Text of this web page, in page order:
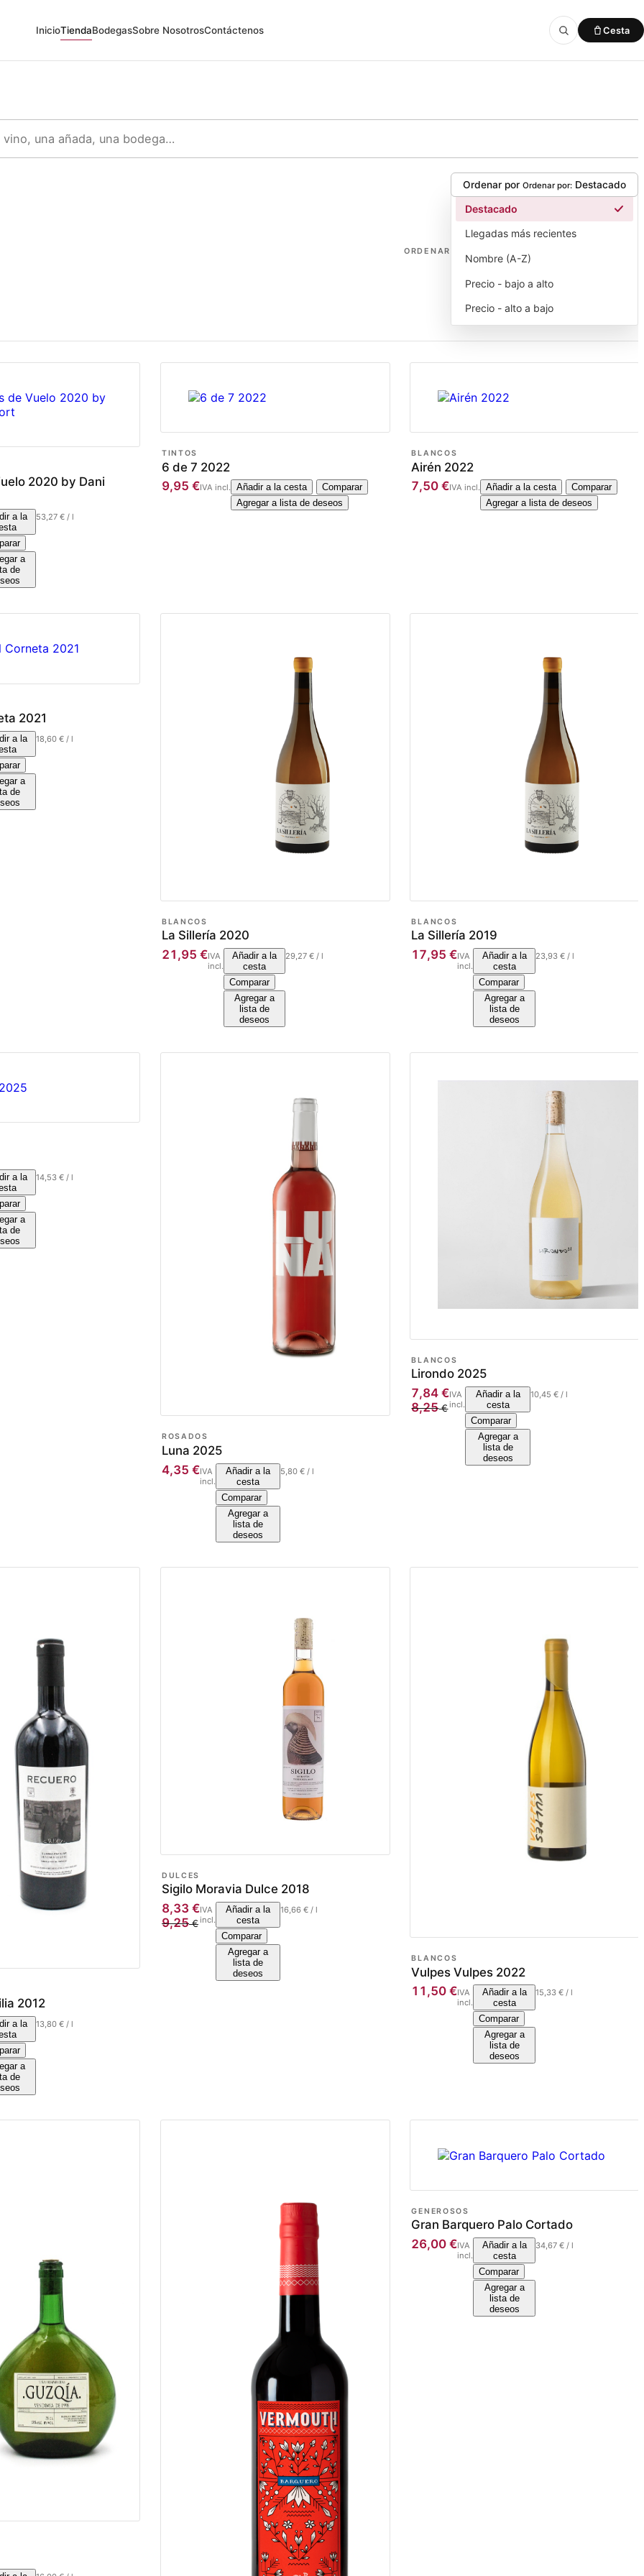
InicioTiendaBodegasSobre NosotrosContáctenos Cesta
ORDENAR
Ordenar por Ordenar por: Destacado
Destacado
Llegadas más recientes
Nombre (A-Z)
Precio - bajo a alto
Precio - alto a bajo
2020 by Dani
53,27€/ l
a la
a
de
TINTOS
6 de 7 2022
9,95 €IVA incl. Añadir a la cesta
Comparar
Agregar a lista de deseos
BLANCOS
Airén 2022
7,50 €IVA incl. Añadir a la cesta
Comparar
Agregar a lista de deseos
2021
18,60€/ l
a la
a
de
BLANCOS
La Sillería 2020
21,95 €IVA
incl.
29,27 € / l
Añadir a la
cesta
Comparar
Agregar a
lista de
deseos
BLANCOS
La Sillería 2019
17,95 €IVA
incl.
23,93€/ l
Añadir a la
cesta
Comparar
Agregar a
lista de
deseos
14,53€/ l
a la
a
de
ROSADOS
Luna 2025
4,35 €IVA
incl.
5,80 € / l
Añadir a la
cesta
Comparar
Agregar a
lista de
deseos
BLANCOS
Lirondo 2025
7,84 €
8,25€
IVA
incl.
10,45 €/ l
Añadir a la
cesta
Comparar
Agregar a
lista de
deseos
2012
13,80€/ l
a la
a
de
DULCES
Sigilo Moravia Dulce 2018
8,33 €
9,25€
IVA
incl.
16,66 € / l
Añadir a la
cesta
Comparar
Agregar a
lista de
deseos
BLANCOS
Vulpes Vulpes 2022
11,50 €IVA
incl.
15,33€/ l
Añadir a la
cesta
Comparar
Agregar a
lista de
deseos
GENEROSOS
Gran Barquero Palo Cortado
26,00 €IVA
incl.
34,67€/ l
Añadir a la
cesta
Comparar
Agregar a
lista de
deseos